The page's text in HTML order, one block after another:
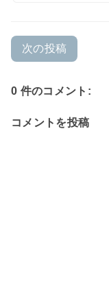
次の投稿
0 件のコメント:
コメントを投稿